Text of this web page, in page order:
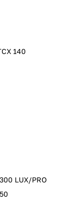
140
LUX/PRO